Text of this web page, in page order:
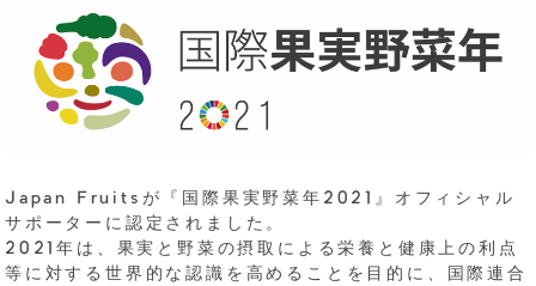
Japan Fruitsが『国際果実野菜年2021』オフィシャル
サポーターに認定されました。
2021年は、果実と野菜の摂取による栄養と健康上の利点
等に対する世界的な認識を高めることを目的に、国際連合